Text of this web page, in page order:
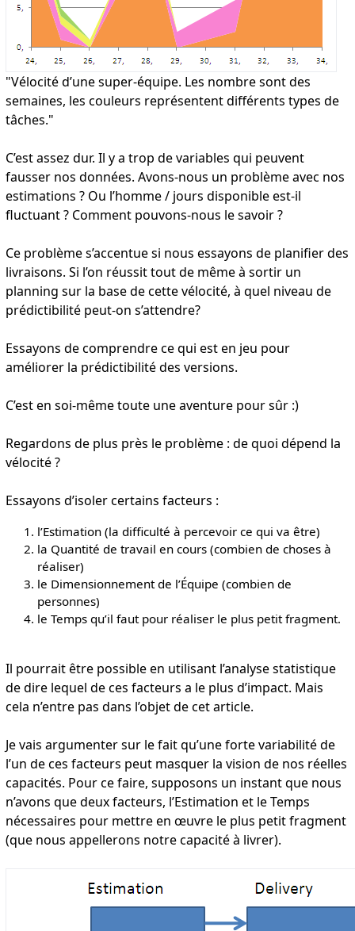
"Vélocité d’une super-équipe. Les nombre sont des
semaines, les couleurs représentent différents types de
tâches."
C’est assez dur. Il y a trop de variables qui peuvent
fausser nos données. Avons-nous un problème avec nos
estimations ? Ou l’homme / jours disponible est-il
fluctuant ? Comment pouvons-nous le savoir ?
Ce problème s’accentue si nous essayons de planifier des
livraisons. Si l’on réussit tout de même à sortir un
planning sur la base de cette vélocité, à quel niveau de
prédictibilité peut-on s’attendre?
Essayons de comprendre ce qui est en jeu pour
améliorer la prédictibilité des versions.
C’est en soi-même toute une aventure pour sûr :)
Regardons de plus près le problème : de quoi dépend la
vélocité ?
Essayons d’isoler certains facteurs :
l’Estimation (la difficulté à percevoir ce qui va être)
la Quantité de travail en cours (combien de choses à
réaliser)
le Dimensionnement de l’Équipe (combien de
personnes)
le Temps qu’il faut pour réaliser le plus petit fragment.
Il pourrait être possible en utilisant l’analyse statistique
de dire lequel de ces facteurs a le plus d’impact. Mais
cela n’entre pas dans l’objet de cet article.
Je vais argumenter sur le fait qu’une forte variabilité de
l’un de ces facteurs peut masquer la vision de nos réelles
capacités. Pour ce faire, supposons un instant que nous
n’avons que deux facteurs, l’Estimation et le Temps
nécessaires pour mettre en œuvre le plus petit fragment
(que nous appellerons notre capacité à livrer).